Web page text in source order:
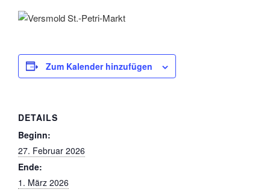
Zum Kalender hinzufügen
DETAILS
Beginn:
27. Februar 2026
Ende:
1. März 2026